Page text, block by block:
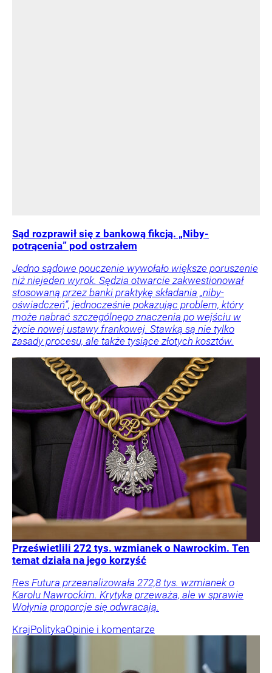
Sąd rozprawił się z bankową fikcją. „Niby-
potrącenia” pod ostrzałem
Jedno sądowe pouczenie wywołało większe poruszenie
niż niejeden wyrok. Sędzia otwarcie zakwestionował
stosowaną przez banki praktykę składania „niby-
oświadczeń”, jednocześnie pokazując problem, który
może nabrać szczególnego znaczenia po wejściu w
życie nowej ustawy frankowej. Stawką są nie tylko
zasady procesu, ale także tysiące złotych kosztów.
Prześwietlili 272 tys. wzmianek o Nawrockim. Ten
temat działa na jego korzyść
Res Futura przeanalizowała 272,8 tys. wzmianek o
Karolu Nawrockim. Krytyka przeważa, ale w sprawie
Wołynia proporcje się odwracają.
KrajPolitykaOpinie i komentarze